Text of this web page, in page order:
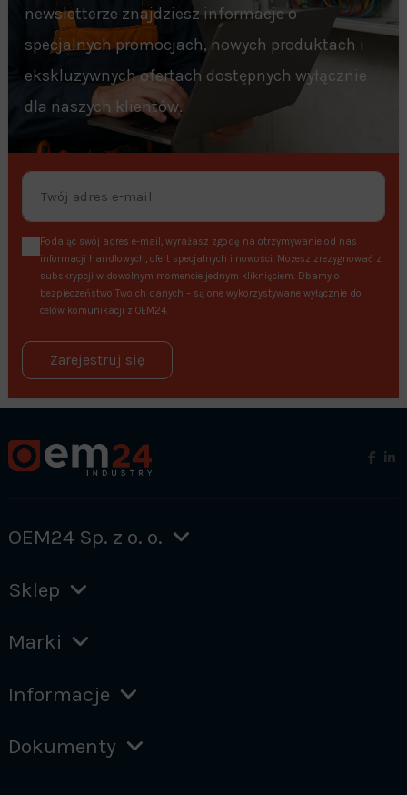
newsletterze znajdziesz informacje o
specjalnych promocjach, nowych produktach i
ekskluzywnych ofertach dostępnych wyłącznie
dla naszych klientów.
Podając swój adres e-mail, wyrażasz zgodę na otrzymywanie od nas
informacji handlowych, ofert specjalnych i nowości. Możesz zrezygnować z
subskrypcji w dowolnym momencie jednym kliknięciem. Dbamy o
bezpieczeństwo Twoich danych – są one wykorzystywane wyłącznie do
celów komunikacji z OEM24.
Zarejestruj się
OEM24 Sp. z o. o.
Sklep
Marki
Informacje
Dokumenty